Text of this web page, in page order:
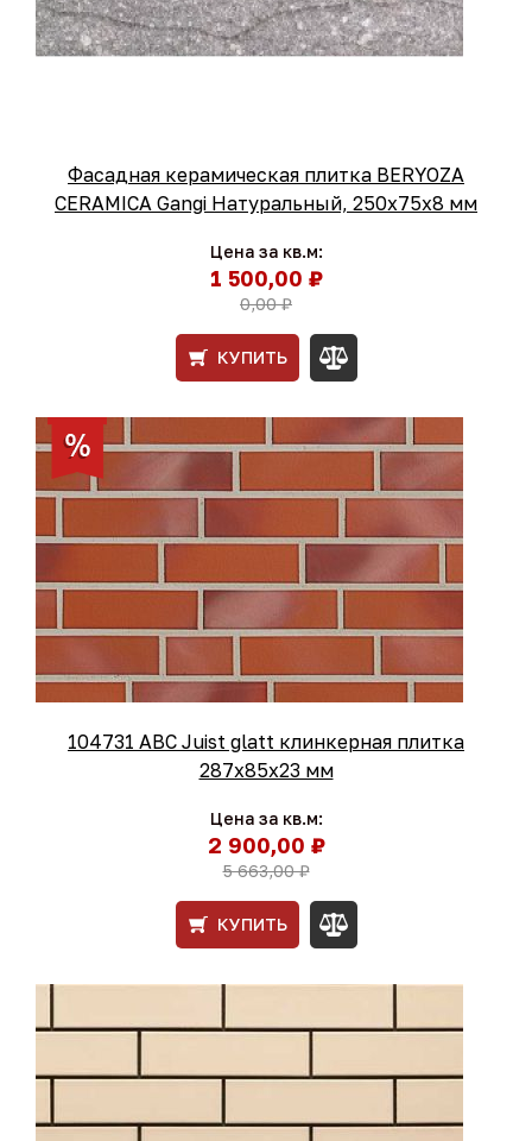
Фасадная керамическая плитка BERYOZA
CERAMICA Gangi Натуральный, 250х75х8 мм
Цена за кв.м:
1 500,00 ₽
0,00 ₽
КУПИТЬ
104731 ABC Juist glatt клинкерная плитка
287x85x23 мм
Цена за кв.м:
2 900,00 ₽
5 663,00 ₽
КУПИТЬ